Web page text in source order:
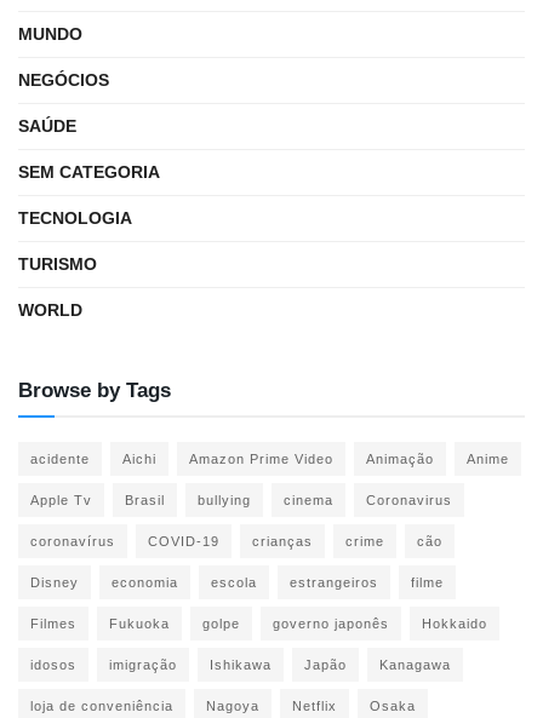
MUNDO
NEGÓCIOS
SAÚDE
SEM CATEGORIA
TECNOLOGIA
TURISMO
WORLD
Browse by Tags
acidente Aichi Amazon Prime Video Animação Anime
Apple Tv Brasil bullying cinema Coronavirus
coronavírus COVID-19 crianças crime cão
Disney economia escola estrangeiros filme
Filmes Fukuoka golpe governo japonês Hokkaido
idosos imigração Ishikawa Japão Kanagawa
loja de conveniência Nagoya Netflix Osaka